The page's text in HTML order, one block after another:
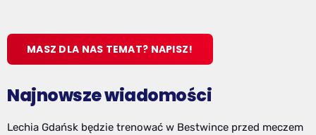
MASZ DLA NAS TEMAT? NAPISZ!
Najnowsze wiadomości
Lechia Gdańsk będzie trenować w Bestwince przed meczem